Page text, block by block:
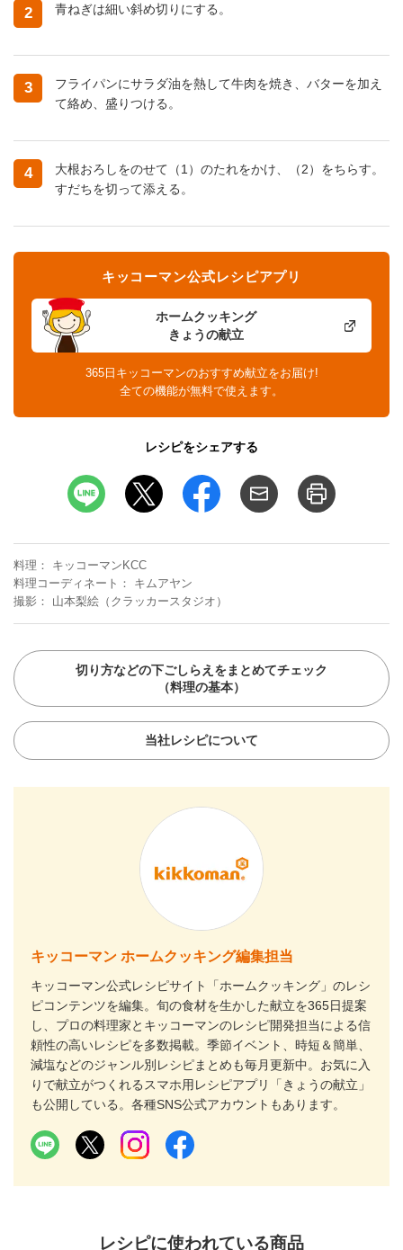
2 青ねぎは細い斜め切りにする。
3
フライパンにサラダ油を熱して牛肉を焼き、バターを加え
て絡め、盛りつける。
4
大根おろしをのせて（1）のたれをかけ、（2）をちらす。
すだちを切って添える。
ホームクッキング
きょうの献立
キッコーマン公式レシピアプリ
365日キッコーマンのおすすめ献立をお届け!
全ての機能が無料で使えます。
レシピをシェアする
料理
キッコーマンKCC
料理コーディネート
キムアヤン
撮影
山本梨絵（クラッカースタジオ）
切り方などの下ごしらえをまとめてチェック
（料理の基本）
当社レシピについて
キッコーマン ホームクッキング編集担当
キッコーマン公式レシピサイト「ホームクッキング」のレシ
ピコンテンツを編集。旬の食材を生かした献立を365日提案
し、プロの料理家とキッコーマンのレシピ開発担当による信
頼性の高いレシピを多数掲載。季節イベント、時短＆簡単、
減塩などのジャンル別レシピまとめも毎月更新中。お気に入
りで献立がつくれるスマホ用レシピアプリ「きょうの献立」
も公開している。各種SNS公式アカウントもあります。
レシピに使われている商品